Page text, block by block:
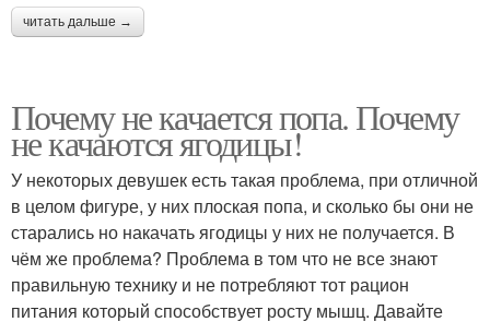
читать дальше →
Почему не качается попа. Почему
не качаются ягодицы!
У некоторых девушек есть такая проблема, при отличной
в целом фигуре, у них плоская попа, и сколько бы они не
старались но накачать ягодицы у них не получается. В
чём же проблема? Проблема в том что не все знают
правильную технику и не потребляют тот рацион
питания который способствует росту мышц. Давайте